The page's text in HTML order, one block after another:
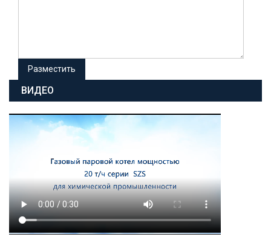
ВИДЕО